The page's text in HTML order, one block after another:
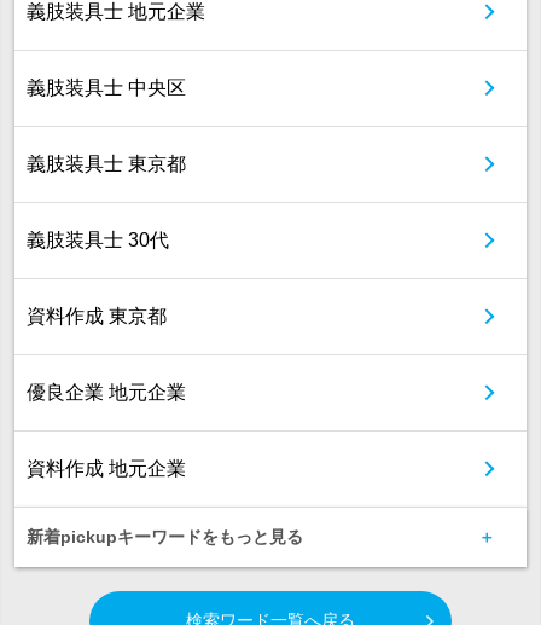
義肢装具士 地元企業
義肢装具士 中央区
義肢装具士 東京都
義肢装具士 30代
資料作成 東京都
優良企業 地元企業
資料作成 地元企業
新着pickupキーワードをもっと見る
検索ワード一覧へ戻る